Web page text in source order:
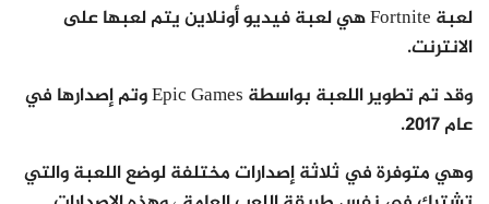
لعبة Fortnite هي لعبة فيديو أونلاين يتم لعبها على
الانترنت.
وقد تم تطوير اللعبة بواسطة Epic Games وتم إصدارها في
عام 2017.
وهي متوفرة في ثلاثة إصدارات مختلفة لوضع اللعبة والتي